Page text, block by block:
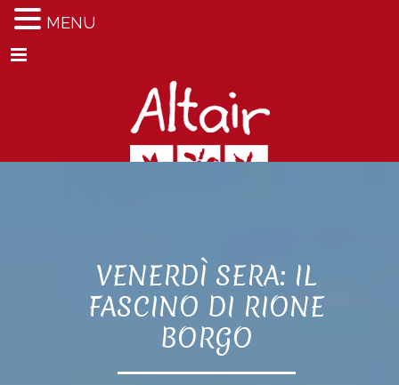
Menu
VENERDÌ SERA: IL
FASCINO DI RIONE
BORGO
MENU